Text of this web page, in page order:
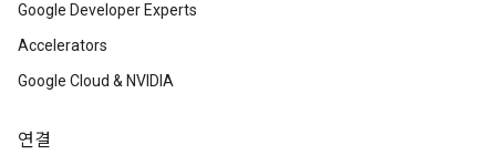
Google Developer Experts
Accelerators
Google Cloud & NVIDIA
연결